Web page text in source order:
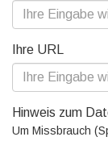
Ihre URL
Hinweis zum
Um Missbrauch